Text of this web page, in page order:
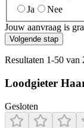
Ja
Nee
Jouw aanvraag is
Volgende stap
Resultaten 1-50 van
Loodgieter
Gesloten